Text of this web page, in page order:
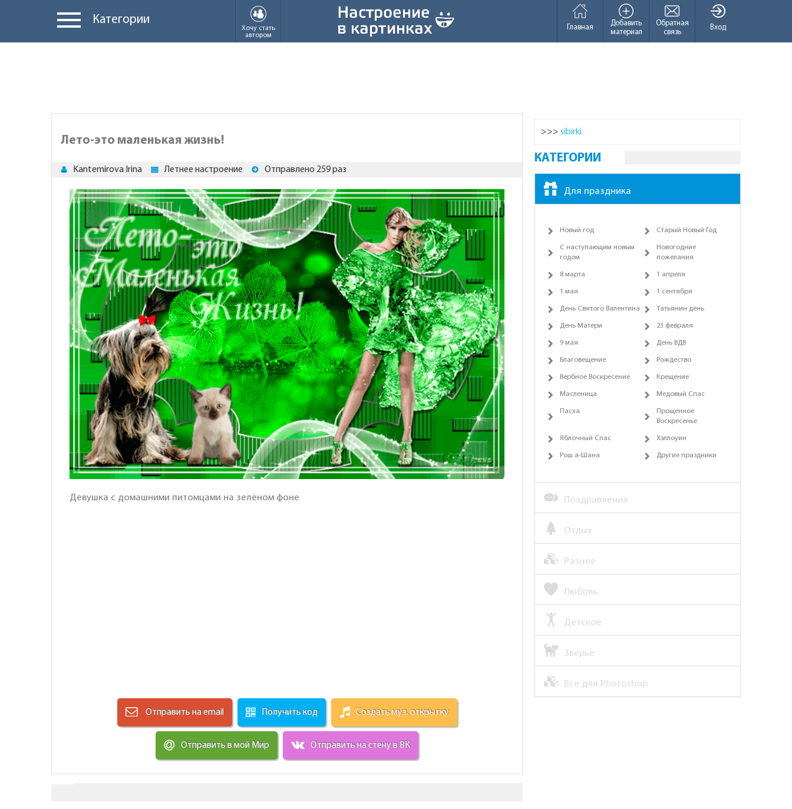
Категории
Хочу стать
автором
Вход
Обратная
связь
Добавить
материал
Главная
Лето-это маленькая жизнь!
Kantemirova Irina Летнее настроение Отправлено 259 раз
Девушка с домашними питомцами на зелёном фоне
Отправить на email Получить код Создать муз. открытку
Отправить в мой Мир Отправить на стену в ВК
>>> sibirki
КАТЕГОРИИ
Для праздника
Новый год Старый Новый Год
С наступающим новым
годом
Новогодние
пожелания
8 марта 1 апреля
1 мая 1 сентября
День Святого Валентина Татьянин день
День Матери 23 февраля
9 мая День ВДВ
Благовещение Рождество
Вербное Воскресение Крещение
Масленица Медовый Спас
Пасха
Прощенное
Воскресенье
Яблочный Спас Хэллоуин
Рош а-Шана Другие праздники
Поздравления
Отдых
Разное
Любовь
Детское
Зверьё
Все для Photoshop